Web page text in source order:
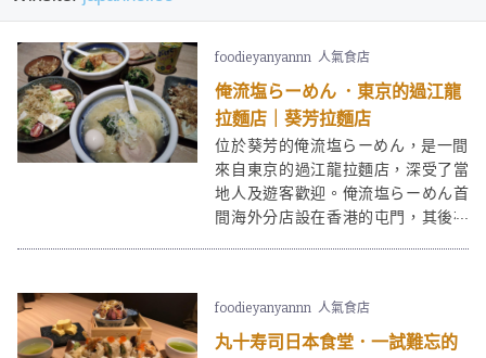
foodieyanyannn 人氣食店
俺流塩らーめん ．東京的過江龍
拉麵店｜葵芳拉麵店
位於葵芳的俺流塩らーめん，是一間
來自東京的過江龍拉麵店，深受了當
地人及遊客歡迎。俺流塩らーめん首
間海外分店設在香港的屯門，其後在
foodieyanyannn 人氣食店
丸十寿司日本食堂．一試難忘的